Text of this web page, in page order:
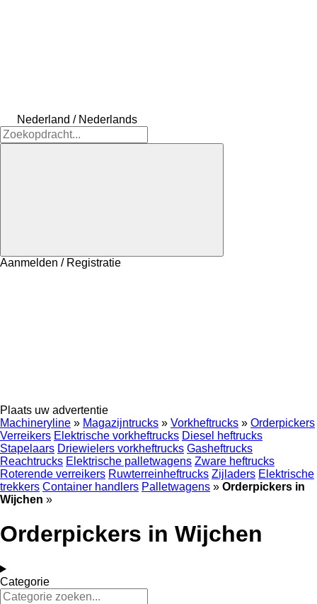
Nederland / Nederlands
Aanmelden / Registratie
Plaats uw advertentie
Machineryline » Magazijntrucks » Vorkheftrucks » Orderpickers
Verreikers Elektrische vorkheftrucks Diesel heftrucks
Stapelaars Driewielers vorkheftrucks Gasheftrucks
Reachtrucks Elektrische palletwagens Zware heftrucks
Roterende verreikers Ruwterreinheftrucks Zijladers Elektrische
trekkers Container handlers Palletwagens » Orderpickers in
Wijchen »
Orderpickers in Wijchen
Categorie